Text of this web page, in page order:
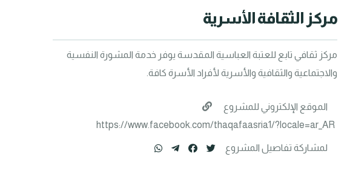
مركز الثقافة الأسرية
والاجتماعية والثقافية والأسرية لأفراد الأسرة كافة.
الموقع الإلكتروني للمشروع
https://www.facebook.com/thaqafaasria1/?locale=ar_AR
لمشاركة تفاصيل المشروع